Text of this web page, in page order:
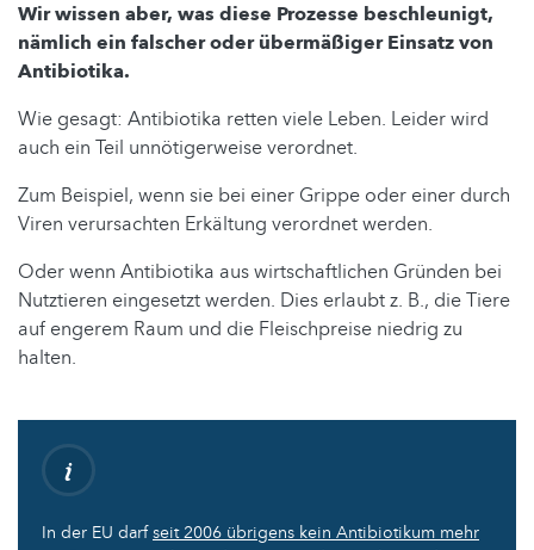
Wir wissen aber, was diese Prozesse beschleunigt,
nämlich ein falscher oder übermäßiger Einsatz von
Antibiotika.
Wie gesagt: Antibiotika retten viele Leben. Leider wird
auch ein Teil unnötigerweise verordnet.
Zum Beispiel, wenn sie bei einer Grippe oder einer durch
Viren verursachten Erkältung verordnet werden.
Oder wenn Antibiotika aus wirtschaftlichen Gründen bei
Nutztieren eingesetzt werden. Dies erlaubt z. B., die Tiere
auf engerem Raum und die Fleischpreise niedrig zu
halten.
In der EU darfseit 2006 übrigens kein Antibiotikum mehr